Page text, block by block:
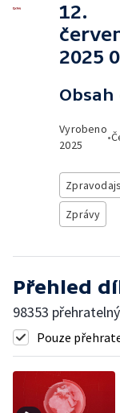
12.
2025
Obsah
Vyrobeno
2025
•
Zprávy
Přehled
98353
Pouze